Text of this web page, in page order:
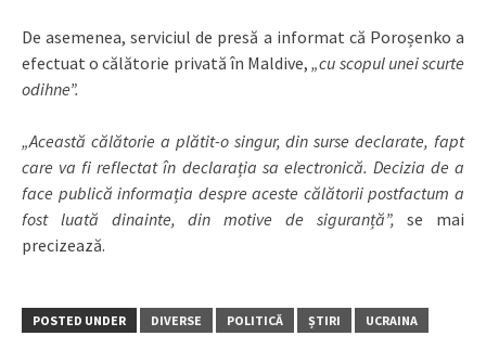
De asemenea, serviciul de presă a informat că Poroșenko a
efectuat o călătorie privată în Maldive, „cu scopul unei scurte
odihne”.
„Această călătorie a plătit-o singur, din surse declarate, fapt
care va fi reflectat în declarația sa electronică. Decizia de a
face publică informația despre aceste călătorii postfactum a
fost luată dinainte, din motive de siguranță”, se mai
precizează.
POSTED UNDER DIVERSE POLITICĂ ȘTIRI UCRAINA